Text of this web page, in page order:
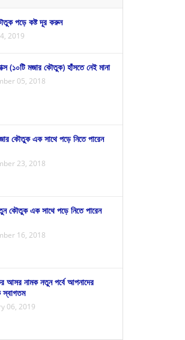
পড়ে কষ্ট দূর করুন
2019
(১০টি মজার কৌতুক) হাঁসতে নেই মানা
05, 2018
কৌতুক এক সাথে পড়ে নিতে পারেন
23, 2018
কৌতুক এক সাথে পড়ে নিতে পারেন
16, 2018
আসর নামক নতুন পর্বে আপনাদের
স্বাগতম
06, 2019